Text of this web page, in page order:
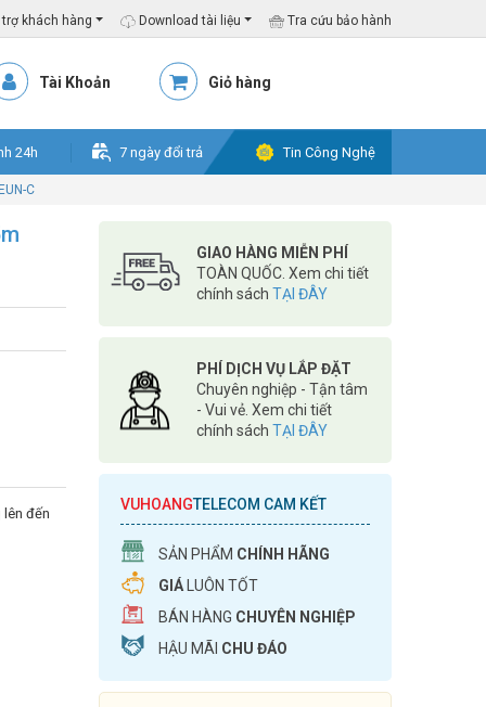
khách hàng Download tài liệu Tra cứu bảo hành
Tài Khoản Giỏ hàng
24h 7 ngày đổi trả Tin Công Nghệ
C
lên đến
GIAO HÀNG MIỄN PHÍ
TOÀN QUỐC. Xem chi tiết
chính sách TẠI ĐÂY
PHÍ DỊCH VỤ LẮP ĐẶT
Chuyên nghiệp - Tận tâm
- Vui vẻ. Xem chi tiết
chính sách TẠI ĐÂY
VUHOANGTELECOM CAM KẾT
SẢN PHẨM CHÍNH HÃNG
GIÁ LUÔN TỐT
BÁN HÀNG CHUYÊN NGHIỆP
HẬU MÃI CHU ĐÁO